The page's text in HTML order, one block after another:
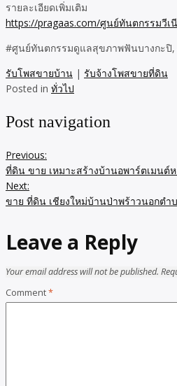
รายละเอียดเพิ่มเติม
https://pragaas.com/ศูนย์ทันตกรรมวีเ
#ศูนย์ทันตกรรมดูแลสุขภาพฟันบางกะปิ
รับโพสขายบ้าน | รับจ้างโพสขายที่ดิน
Posted in ทั่วไป
Post navigation
Previous:
ที่ดิน ขาย เหมาะสร้างบ้านอพาร์ตเมนต์
Next:
ขาย ที่ดิน เชียงใหม่บ้านป่าพร้าวนอกต
Leave a Reply
Your email address will not be published.
Comment*